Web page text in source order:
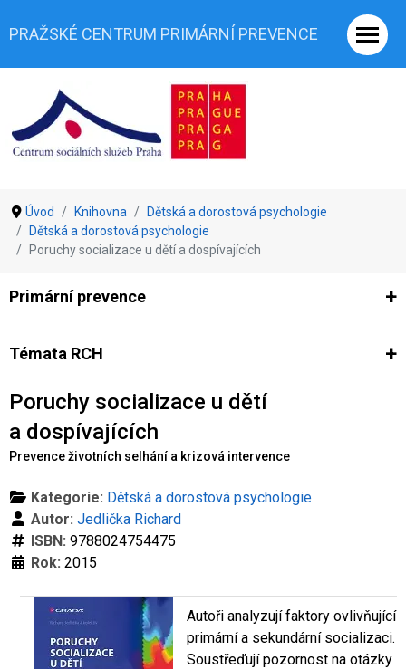
PRAŽSKÉ CENTRUM PRIMÁRNÍ PREVENCE
Úvod Knihovna
Dětská a dorostová psychologie
Dětská a dorostová psychologie
Poruchy socializace u dětí a dospívajících
Primární prevence
Ze světa prevence
Témata RCH
Co je rizikové chování (RCH) Agrese a šikana
Poruchy socializace u dětí
a dospívajících
Prevence životních selhání a krizová intervence
Kategorie: Dětská a dorostová psychologie
Autor: Jedlička Richard
ISBN: 9788024754475
Rok: 2015
Autoři analyzují faktory ovlivňující
primární a sekundární socializaci.
Soustřeďují pozornost na otázky